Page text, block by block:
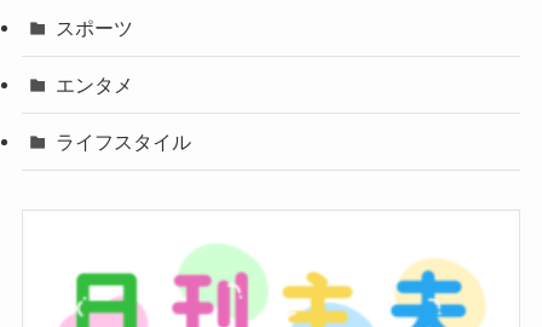
スポーツ
エンタメ
ライフスタイル